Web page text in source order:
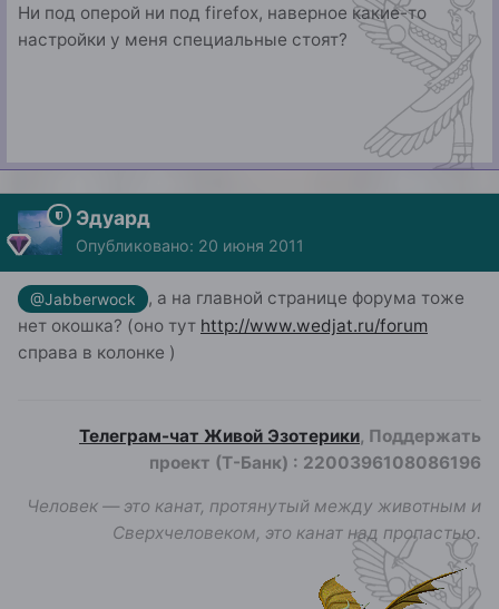
Ни под оперой ни под firefox, наверное какие-то
настройки у меня специальные стоят?
Эдуард
Опубликовано: 20 июня 2011
@Jabberwock
, а на главной странице форума тоже
нет окошка? (оно тут http://www.wedjat.ru/forum
справа в колонке )
Телеграм-чат Живой Эзотерики, Поддержать
проект (Т-Банк) : 2200396108086196
Человек — это канат, протянутый между животным и
Сверхчеловеком, это канат над пропастью.